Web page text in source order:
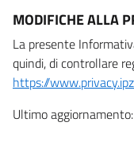
MODIFICHE ALLA
La presente
quindi, di controllare
https://
Ultimo aggiornamento: